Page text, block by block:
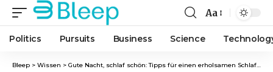
Font
Resizer
Aa
Politics Pursuits Business Science
Bleep > Wissen > Gute Nacht, schlaf schön: Tipps für einen erholsamen Schlaf und entspannte Nächte